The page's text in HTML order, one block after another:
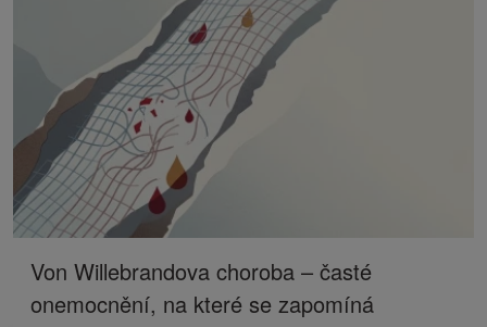
Von Willebrandova choroba – časté
onemocnění, na které se zapomíná